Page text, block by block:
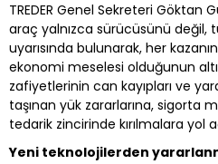
TREDER Genel Sekreteri Göktan
araç yalnızca sürücüsünü
uyarısında bulunarak, her
ekonomi meselesi olduğunun
zafiyetlerinin can kayıpları ve
taşınan yük zararlarına, sigorta
tedarik zincirinde kırılmalara yol
Yeni teknolojilerden